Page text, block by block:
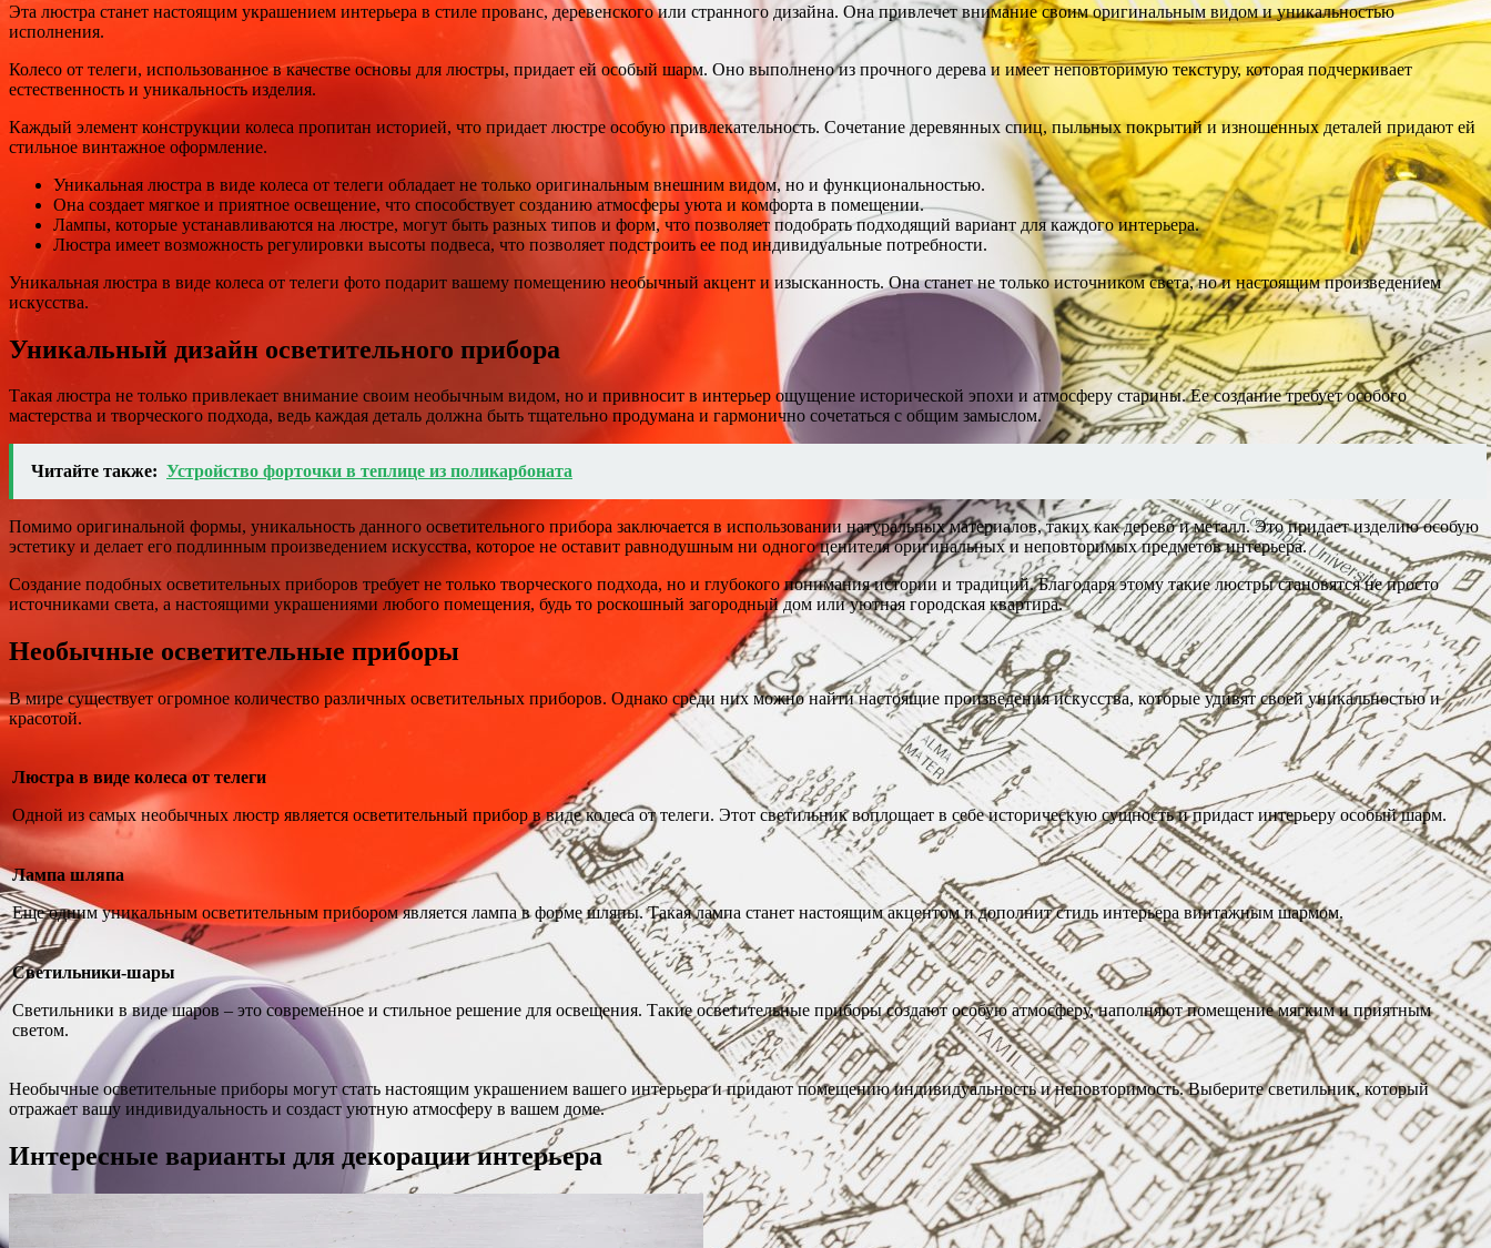
Эта люстра станет настоящим украшением интерьера в стиле прованс, деревенского или странного дизайна. Она привлечет внимание своим оригинальным видом и уникальностью
исполнения.
Колесо от телеги, использованное в качестве основы для люстры, придает ей особый шарм. Оно выполнено из прочного дерева и имеет неповторимую текстуру, которая подчеркивает
естественность и уникальность изделия.
Каждый элемент конструкции колеса пропитан историей, что придает люстре особую привлекательность. Сочетание деревянных спиц, пыльных покрытий и изношенных деталей придают ей
стильное винтажное оформление.
Уникальная люстра в виде колеса от телеги обладает не только оригинальным внешним видом, но и функциональностью.
Она создает мягкое и приятное освещение, что способствует созданию атмосферы уюта и комфорта в помещении.
Лампы, которые устанавливаются на люстре, могут быть разных типов и форм, что позволяет подобрать подходящий вариант для каждого интерьера.
Люстра имеет возможность регулировки высоты подвеса, что позволяет подстроить ее под индивидуальные потребности.
Уникальная люстра в виде колеса от телеги фото подарит вашему помещению необычный акцент и изысканность. Она станет не только источником света, но и настоящим произведением
искусства.
Уникальный дизайн осветительного прибора
Такая люстра не только привлекает внимание своим необычным видом, но и привносит в интерьер ощущение исторической эпохи и атмосферу старины. Ее создание требует особого
мастерства и творческого подхода, ведь каждая деталь должна быть тщательно продумана и гармонично сочетаться с общим замыслом.
Читайте также: Устройство форточки в теплице из поликарбоната
Помимо оригинальной формы, уникальность данного осветительного прибора заключается в использовании натуральных материалов, таких как дерево и металл. Это придает изделию особую
эстетику и делает его подлинным произведением искусства, которое не оставит равнодушным ни одного ценителя оригинальных и неповторимых предметов интерьера.
Создание подобных осветительных приборов требует не только творческого подхода, но и глубокого понимания истории и традиций. Благодаря этому такие люстры становятся не просто
источниками света, а настоящими украшениями любого помещения, будь то роскошный загородный дом или уютная городская квартира.
Необычные осветительные приборы
В мире существует огромное количество различных осветительных приборов. Однако среди них можно найти настоящие произведения искусства, которые удивят своей уникальностью и
красотой.
Люстра в виде колеса от телеги
Одной из самых необычных люстр является осветительный прибор в виде колеса от телеги. Этот светильник воплощает в себе историческую сущность и придаст интерьеру особый шарм.
Лампа шляпа
Еще одним уникальным осветительным прибором является лампа в форме шляпы. Такая лампа станет настоящим акцентом и дополнит стиль интерьера винтажным шармом.
Светильники-шары
Светильники в виде шаров – это современное и стильное решение для освещения. Такие осветительные приборы создают особую атмосферу, наполняют помещение мягким и приятным
светом.
Необычные осветительные приборы могут стать настоящим украшением вашего интерьера и придают помещению индивидуальность и неповторимость. Выберите светильник, который
отражает вашу индивидуальность и создаст уютную атмосферу в вашем доме.
Интересные варианты для декорации интерьера